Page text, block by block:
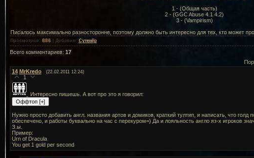
1 - (Общая часть)
2 - (GGC Abuse 4.1 4.2)
3 - (Vampirism)
Писалось максимально разносторонне, поэтому должно быть интересно для тех, кто может
Просмотров : 886 Добавил : Сутенёр
Всего комментариев: 17
14 MrKredo (22.02.2011 12:24)
1
Интересно пишешь. А вот про это я говорил:
Нужно просто добавить англ. названия артов и домиков, краткий тултип, и написать, что голд
обеспечено, и работы буквально на час с перекуром=) Да и лояльность англо яз-х игроков
З.ы.
Пример:
Urn of Dracula
You get 1 gold per second